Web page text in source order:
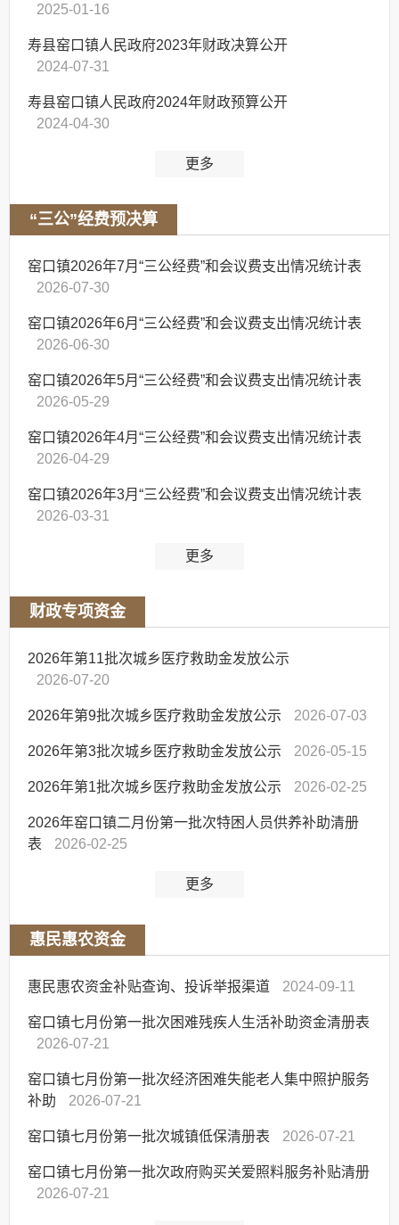
2025-01-16
寿县窑口镇人民政府2023年财政决算公开
2024-07-31
寿县窑口镇人民政府2024年财政预算公开
2024-04-30
更多
“三公”经费预决算
窑口镇2026年7月“三公经费”和会议费支出情况统计表
2026-07-30
窑口镇2026年6月“三公经费”和会议费支出情况统计表
2026-06-30
窑口镇2026年5月“三公经费”和会议费支出情况统计表
2026-05-29
窑口镇2026年4月“三公经费”和会议费支出情况统计表
2026-04-29
窑口镇2026年3月“三公经费”和会议费支出情况统计表
2026-03-31
更多
财政专项资金
2026年第11批次城乡医疗救助金发放公示
2026-07-20
2026年第9批次城乡医疗救助金发放公示 2026-07-03
2026年第3批次城乡医疗救助金发放公示 2026-05-15
2026年第1批次城乡医疗救助金发放公示 2026-02-25
2026年窑口镇二月份第一批次特困人员供养补助清册
表
2026-02-25
更多
惠民惠农资金
惠民惠农资金补贴查询、投诉举报渠道 2024-09-11
窑口镇七月份第一批次困难残疾人生活补助资金清册表
2026-07-21
窑口镇七月份第一批次经济困难失能老人集中照护服务
补助
2026-07-21
窑口镇七月份第一批次城镇低保清册表 2026-07-21
窑口镇七月份第一批次政府购买关爱照料服务补贴清册
2026-07-21